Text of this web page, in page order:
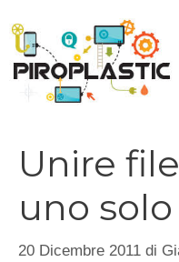
contenuto
Unire
uno solo
20 Dicembre 2011 di